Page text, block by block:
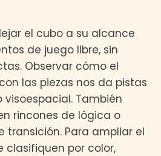
el cubo a su alcance
de juego libre, sin
Observar cómo el
las piezas nos da pistas
visoespacial. También
rincones de lógica o
Para ampliar el
clasifiquen por color,